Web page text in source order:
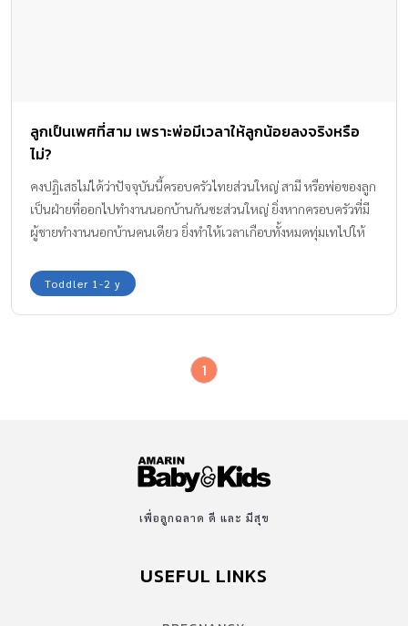
ลูกเป็นเพศที่สาม เพราะพ่อมีเวลาให้ลูกน้อยลงจริงหรือ
ไม่?
คงปฏิเสธไม่ได้ว่าปัจจุบันนี้ครอบครัวไทยส่วนใหญ่ สามี หรือพ่อของลูก
เป็นฝ่ายที่ออกไปทำงานนอกบ้านกันซะส่วนใหญ่ ยิ่งหากครอบครัวที่มี
ผู้ชายทำงานนอกบ้านคนเดียว ยิ่งทำให้เวลาเกือบทั้งหมดทุ่มเทไปให้
Amarin Baby & Kids มีงานวิจัยที่บอกว่าพ่อมีเวลาให้ลูกน้อยลง อาจ
เสี่ยงทำให้ ลูกเป็นเพศที่สาม
Toddler 1-2 y
1
เพื่อลูกฉลาด ดี และ มีสุข
USEFUL LINKS